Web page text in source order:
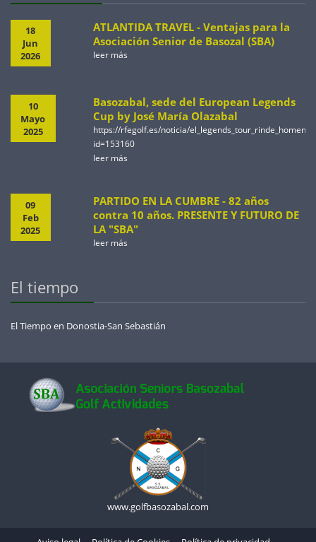
18
Jun
2026
ATLANTIDA TRAVEL - Ventajas para la
Asociación Senior de Basozal (SBA)
leer más
10
Mayo
2025
Basozabal, sede del European Legends
Cup by José María Olazabal
https://rfegolf.es/noticia/
id=153160
leer más
09
Feb
2025
PARTIDO EN LA CUMBRE - 82 años
contra 10 años. PRESENTE Y FUTURO DE
LA "SBA"
leer más
El tiempo
El Tiempo en Donostia-San Sebastián
www.golfbasozabal.com